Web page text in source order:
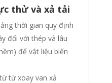
thử và xả tải
thời gian quy định
đối với thép và lâu
để vật liệu biến
từ xoay van xả